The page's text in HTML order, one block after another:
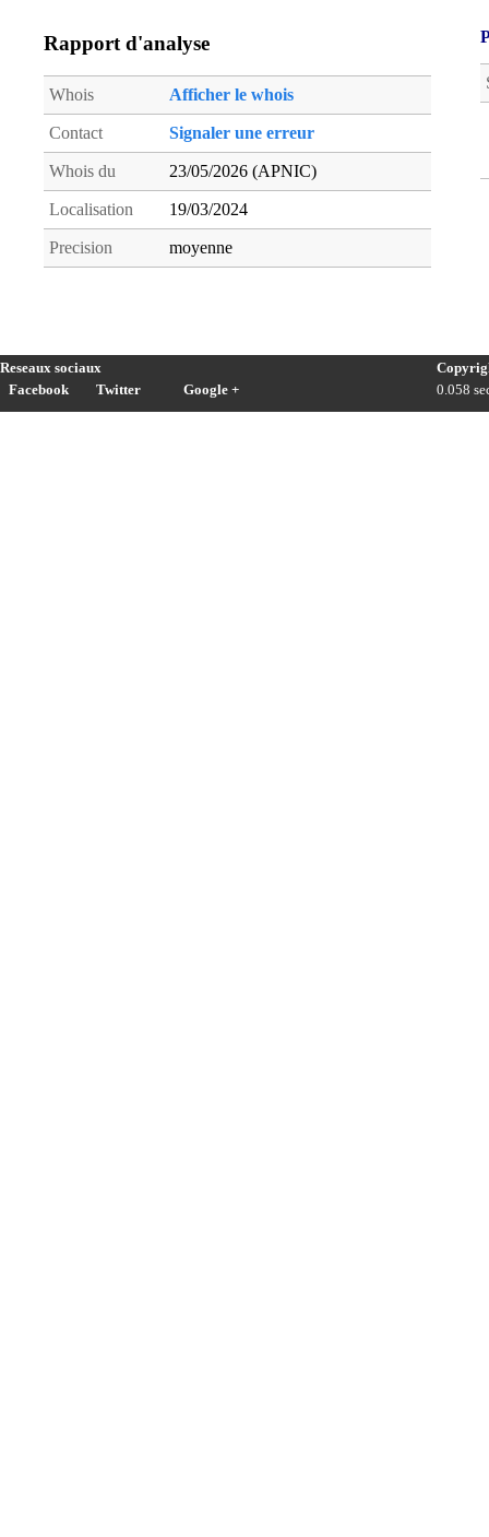
Rapport d'analyse
Whois Afficher le whois
Contact Signaler une erreur
Whois du 23/05/2026 (APNIC)
Localisation 19/03/2024
Precision moyenne
Reseaux sociaux
Facebook
Twitter Google +
0.058